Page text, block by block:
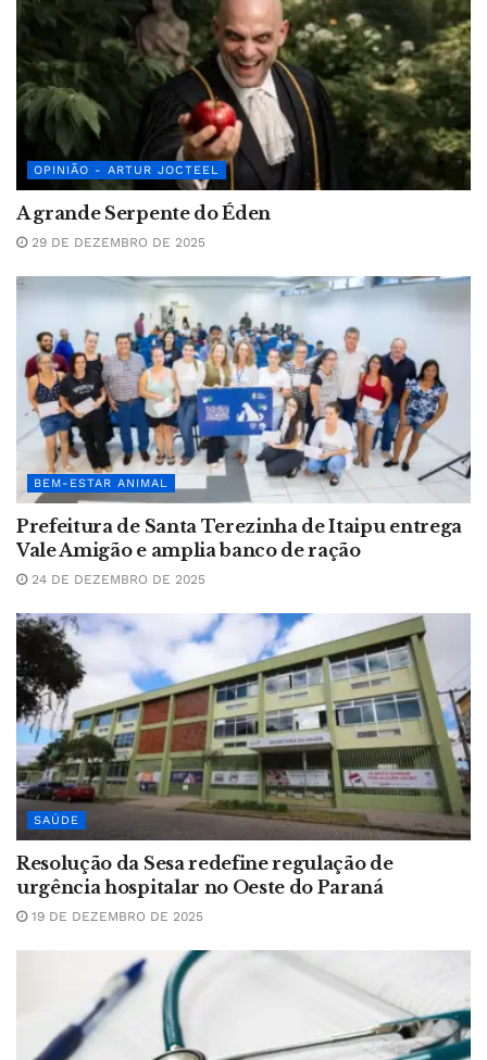
OPINIÃO - ARTUR JOCTEEL
A grande Serpente do Éden
29 DE DEZEMBRO DE 2025
BEM-ESTAR ANIMAL
Prefeitura de Santa Terezinha de Itaipu entrega
Vale Amigão e amplia banco de ração
24 DE DEZEMBRO DE 2025
SAÚDE
Resolução da Sesa redefine regulação de
urgência hospitalar no Oeste do Paraná
19 DE DEZEMBRO DE 2025